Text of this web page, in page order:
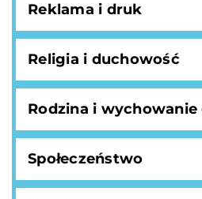
Reklama i druk
Religia i duchowość
Rodzina i wychowanie
Społeczeństwo